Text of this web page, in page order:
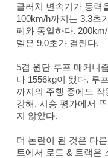
클러치 변속기가 동력
100km/h까지는 3.3초
페와 동일하다.
델은 9.0초가 걸린다.
5겹 원단 루프 메커니
나 1556kg이 됐다. 루
까지의 주행 중에도
강해, 시승 평가에서
지 않았다.
더 논란이 된 것은 다
트에서 로드 & 트랙은